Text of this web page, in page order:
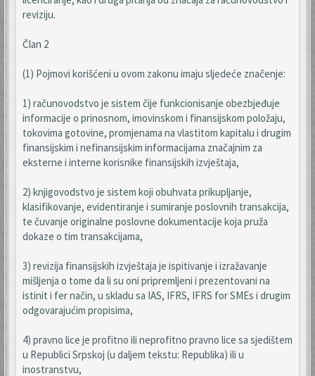
reviziju.
Član 2
(1) Pojmovi korišćeni u ovom zakonu imaju sljedeće značenje:
1) računovodstvo je sistem čije funkcionisanje obezbjeđuje
informacije o prinosnom, imovinskom i finansijskom položaju,
tokovima gotovine, promjenama na vlastitom kapitalu i drugim
finansijskim i nefinansijskim informacijama značajnim za
eksterne i interne korisnike finansijskih izvještaja,
2) knjigovodstvo je sistem koji obuhvata prikupljanje,
klasifikovanje, evidentiranje i sumiranje poslovnih transakcija,
te čuvanje originalne poslovne dokumentacije koja pruža
dokaze o tim transakcijama,
3) revizija finansijskih izvještaja je ispitivanje i izražavanje
mišljenja o tome da li su oni pripremljeni i prezentovani na
istinit i fer način, u skladu sa IAS, IFRS, IFRS for SMEs i drugim
odgovarajućim propisima,
4) pravno lice je profitno ili neprofitno pravno lice sa sjedištem
u Republici Srpskoj (u daljem tekstu: Republika) ili u
inostranstvu,